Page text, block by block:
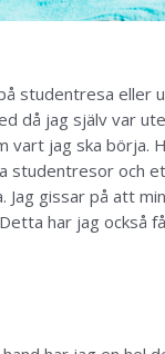
studentresa
då jag själv var
vart jag ska
och
Jag gissar på att
har jag